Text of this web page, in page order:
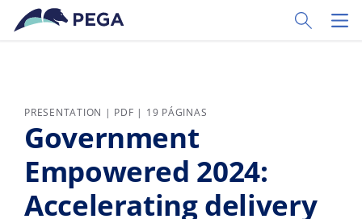
Ir al contenido principal
Toggle
PRESENTATION | PDF | 19 PÁGINAS
Government
Empowered 2024:
Accelerating delivery